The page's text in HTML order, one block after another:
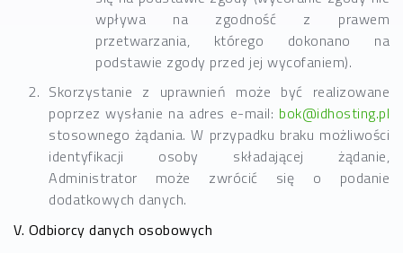
wpływa na zgodność z prawem
przetwarzania, którego dokonano na
podstawie zgody przed jej wycofaniem).
Skorzystanie z uprawnień może być realizowane
poprzez wysłanie na adres e-mail: bok@idhosting.pl
stosownego żądania. W przypadku braku możliwości
identyfikacji osoby składającej żądanie,
Administrator może zwrócić się o podanie
dodatkowych danych.
V. Odbiorcy danych osobowych